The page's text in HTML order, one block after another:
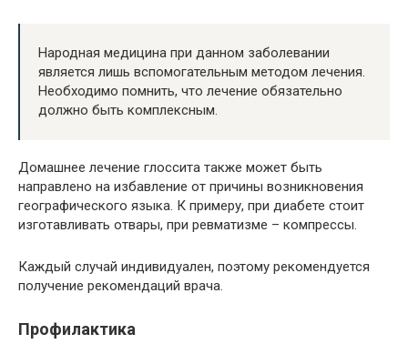
Народная медицина при данном заболевании
является лишь вспомогательным методом лечения.
Необходимо помнить, что лечение обязательно
должно быть комплексным.
Домашнее лечение глоссита также может быть
направлено на избавление от причины возникновения
географического языка. К примеру, при диабете стоит
изготавливать отвары, при ревматизме – компрессы.
Каждый случай индивидуален, поэтому рекомендуется
получение рекомендаций врача.
Профилактика